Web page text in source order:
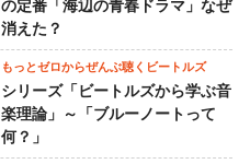
の定番「海辺の青春ドラマ」なぜ
消えた？
もっとゼロからぜんぶ聴くビートルズ
シリーズ「ビートルズから学ぶ音
楽理論」～「ブルーノートって
何？」